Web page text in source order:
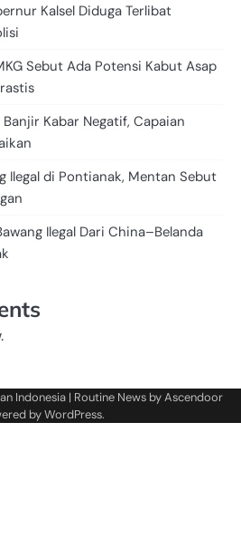
Kalsel Diduga Terlibat
Sebut Ada Potensi Kabut Asap
Kabar Negatif, Capaian
Ilegal di Pontianak, Mentan Sebut
Ilegal Dari China–Belanda
Indonesia| Routine News byAscendoor
byWordPress.